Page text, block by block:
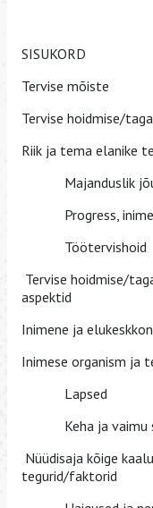
SISUKORD
Tervise mõiste
Tervise hoidmise/
Riik ja tema elanike
Majanduslik
Progress,
Töötervishoid
Tervise hoidmise/
aspektid
Inimene ja
Inimese organism ja
Lapsed
Keha ja vaimu
Nüüdisaja kõige
tegurid/faktorid